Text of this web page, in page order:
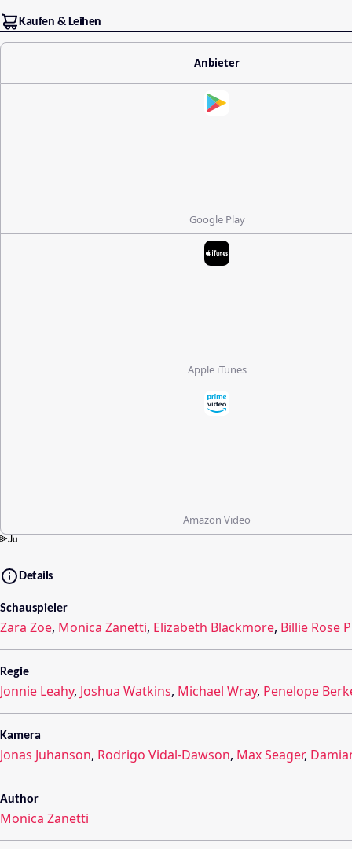
Kaufen & Leihen
Anbieter
Google Play
Apple iTunes
Amazon Video
Details
Schauspieler
Zara Zoe, Monica Zanetti, Elizabeth Blackmore, Billie Rose
Regie
Jonnie Leahy, Joshua Watkins, Michael Wray, Penelope
Kamera
Jonas Juhanson, Rodrigo Vidal-Dawson, Max Seager,
Author
Monica Zanetti